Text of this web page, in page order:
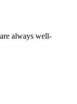
always well-